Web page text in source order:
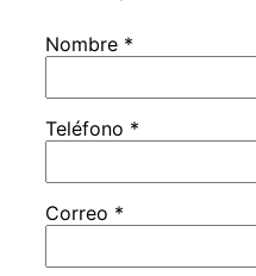
Nombre *
Teléfono *
Correo *